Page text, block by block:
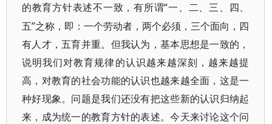
的教育方针表述不一致，有所谓“一、二、三、四、
五”之称，即：一个劳动者，两个必须，三个面向，四
有人才，五育并重。但我认为，基本思想是一致的，
说明我们对教育规律的认识越来越深刻，越来越提
高，对教育的社会功能的认识也越来越全面，这是一
种好现象。问题是我们还没有把这些新的认识归纳起
来，成为统一的教育方针的表述。今天来讨论这个问